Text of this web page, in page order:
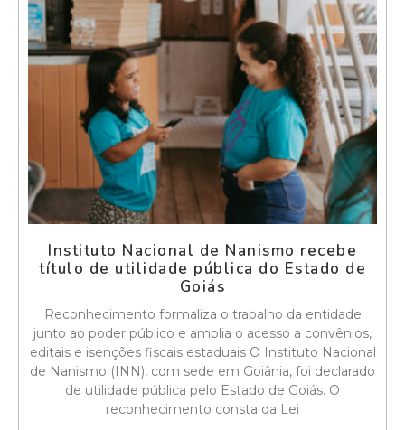
Instituto Nacional de Nanismo recebe
título de utilidade pública do Estado de
Goiás
Reconhecimento formaliza o trabalho da entidade
junto ao poder público e amplia o acesso a convênios,
editais e isenções fiscais estaduais O Instituto Nacional
de Nanismo (INN), com sede em Goiânia, foi declarado
de utilidade pública pelo Estado de Goiás. O
reconhecimento consta da Lei